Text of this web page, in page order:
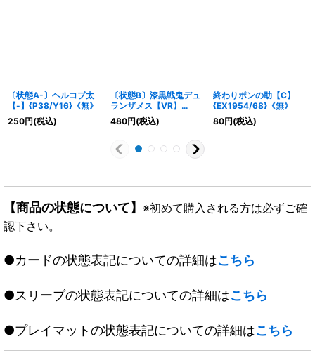
〔状態A-〕ヘルコプ太
【-】{P38/Y16}《無》
250円(税込)
〔状態B〕漆黒戦鬼デュ
ランザメス【VR】
{DM163/55}《闇》
480円(税込)
終わりポンの助【C】
{EX1954/68}《無》
80円(税込)
【商品の状態について】 ※初めて購入される方は必ずご確
認下さい。
●カードの状態表記についての詳細はこちら
●スリーブの状態表記についての詳細はこちら
●プレイマットの状態表記についての詳細はこちら